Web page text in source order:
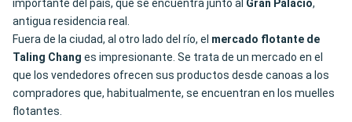
importante del país, que se encuentra junto al Gran Palacio,
antigua residencia real.
Fuera de la ciudad, al otro lado del río, el mercado flotante de
Taling Chang es impresionante. Se trata de un mercado en el
que los vendedores ofrecen sus productos desde canoas a los
compradores que, habitualmente, se encuentran en los muelles
flotantes.